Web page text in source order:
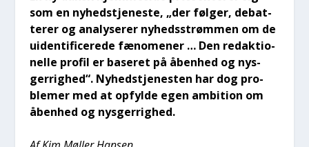
som en nyhed­s­tje­ne­ste, „der føl­ger, debat­
te­rer og ana­ly­se­rer nyheds­strøm­men om de
uiden­ti­fi­ce­re­de fæno­me­ner … Den redak­tio­
nel­le pro­fil er base­ret på åben­hed og nys­
ger­rig­hed“. Nyhed­s­tje­ne­sten har dog pro­
ble­mer med at opfyl­de egen ambi­tion om
åben­hed og nys­ger­rig­hed.